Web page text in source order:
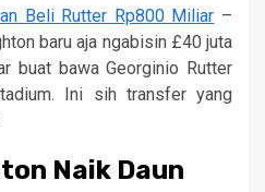
Beli Rutter Rp800 Miliar –
baru aja ngabisin £40 juta
buat bawa Georginio Rutter
Ini sih transfer yang
Naik Daun